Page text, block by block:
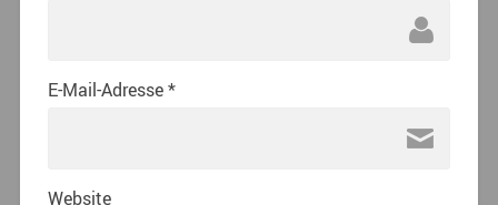
E-Mail-Adresse*
Website